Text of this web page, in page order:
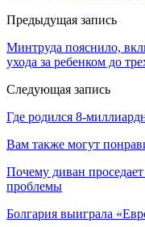
Предыдущая запись
Минтруда пояснило,
ухода за ребенком до
Следующая запись
Где родился 8-
Вам также могут
Почему диван
проблемы
Болгария выиграла